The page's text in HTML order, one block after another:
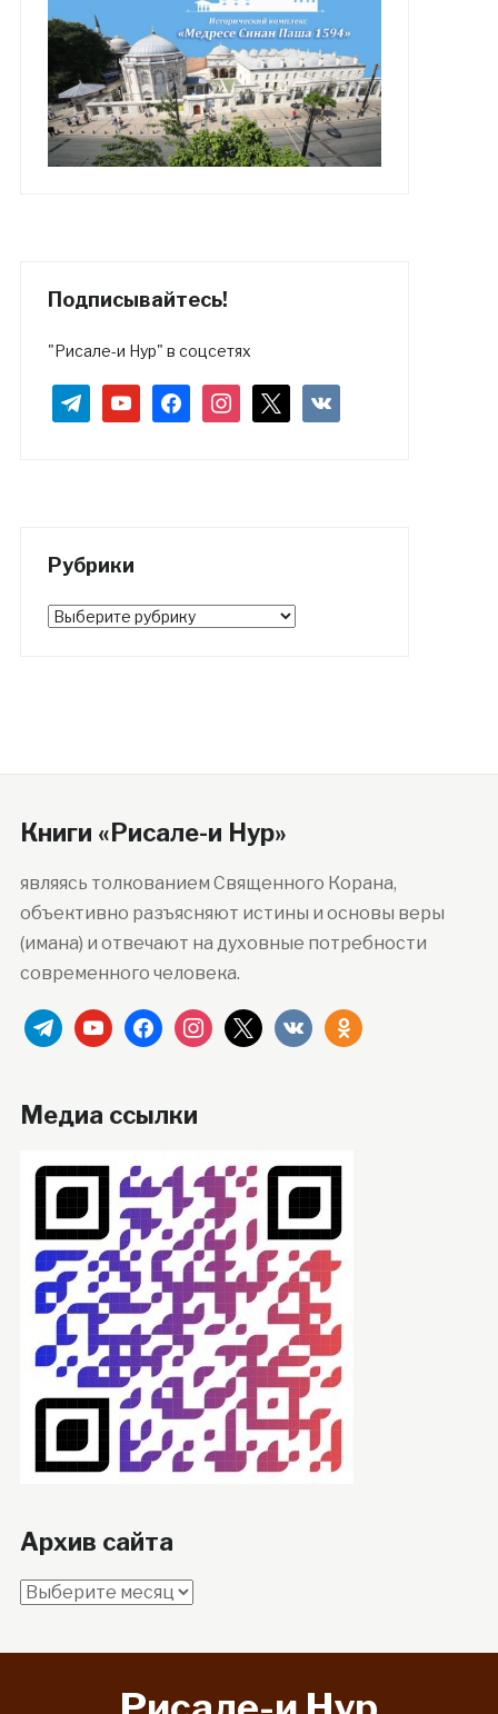
Подписывайтесь!
"Рисале-и Нур" в соцсетях
telegramyoutubefacebookinstagram vkontakte
Рубрики
Рубрики
Книги «Рисале-и Нур»
являясь толкованием Священного Корана,
объективно разъясняют истины и основы веры
(имана) и отвечают на духовные потребности
современного человека.
telegramyoutubefacebookinstagram
x vkontakteodnoklassniki
Медиа ссылки
Архив сайта
Архив